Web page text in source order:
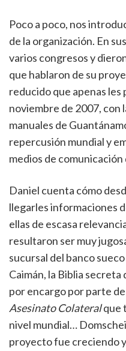
Poco a poco, nos
de la organización. En
varios congresos y
que hablaron de su
reducido que apenas
noviembre de 2007, con
manuales de
repercusión mundial y
medios de
Daniel cuenta cómo
llegarles informaciones
ellas de escasa
resultaron ser muy
sucursal del banco
Caimán, la Biblia secreta
por encargo por parte
Asesinato Colateralque
nivel mundial…
proyecto fue creciendo